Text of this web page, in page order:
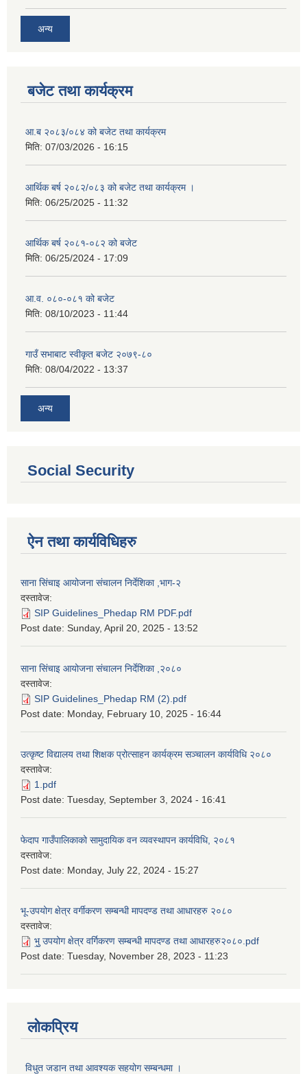
अन्य
बजेट तथा कार्यक्रम
आ.ब २०८३/०८४ को बजेट तथा कार्यक्रम
मिति: 07/03/2026 - 16:15
आर्थिक बर्ष २०८२/०८३ को बजेट तथा कार्यक्रम ।
मिति: 06/25/2025 - 11:32
आर्थिक बर्ष २०८१-०८२ को बजेट
मिति: 06/25/2024 - 17:09
आ.व. ०८०-०८१ को बजेट
मिति: 08/10/2023 - 11:44
गाउँ सभाबाट स्वीकृत बजेट २०७९-८०
मिति: 08/04/2022 - 13:37
अन्य
Social Security
ऐन तथा कार्यविधिहरु
साना सिंचाइ आयोजना संचालन निर्देशिका ,भाग-२
दस्तावेज:
SIP Guidelines_Phedap RM PDF.pdf
Post date: Sunday, April 20, 2025 - 13:52
साना सिंचाइ आयोजना संचालन निर्देशिका ,२०८०
दस्तावेज:
SIP Guidelines_Phedap RM (2).pdf
Post date: Monday, February 10, 2025 - 16:44
उत्कृष्ट विद्यालय तथा शिक्षक प्रोत्साहन कार्यक्रम सञ्चालन कार्यविधि २०८०
दस्तावेज:
1.pdf
Post date: Tuesday, September 3, 2024 - 16:41
फेदाप गाउँपालिकाको सामुदायिक वन व्यवस्थापन कार्यविधि, २०८१
दस्तावेज:
Post date: Monday, July 22, 2024 - 15:27
भू-उपयोग क्षेत्र वर्गीकरण सम्बन्धी मापदण्ड तथा आधारहरु २०८०
दस्तावेज:
भु॒ उपयोग क्षेत्र वर्गिकरण सम्बन्धी मापदण्ड तथा आधारहरु२०८०.pdf
Post date: Tuesday, November 28, 2023 - 11:23
लोकप्रिय
विधुत जडान तथा आवश्‍यक सहयोग सम्बन्धमा ।